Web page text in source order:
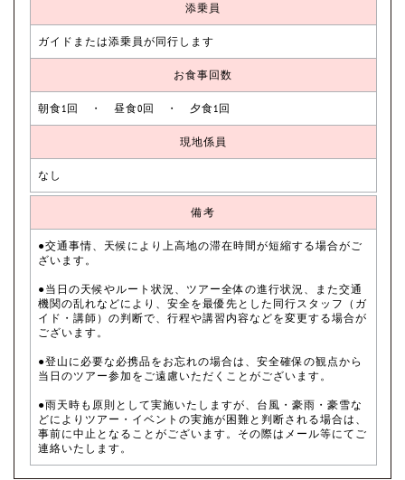
添乗員
ガイドまたは添乗員が同行します
お食事回数
朝食1回 ・ 昼食0回 ・ 夕食1回
現地係員
なし
備考
●交通事情、天候により上高地の滞在時間が短縮する場合がご
ざいます。
●当日の天候やルート状況、ツアー全体の進行状況、また交通
機関の乱れなどにより、安全を最優先とした同行スタッフ（ガ
イド・講師）の判断で、行程や講習内容などを変更する場合が
ございます。
●登山に必要な必携品をお忘れの場合は、安全確保の観点から
当日のツアー参加をご遠慮いただくことがございます。
●雨天時も原則として実施いたしますが、台風・豪雨・豪雪な
どによりツアー・イベントの実施が困難と判断される場合は、
事前に中止となることがございます。その際はメール等にてご
連絡いたします。